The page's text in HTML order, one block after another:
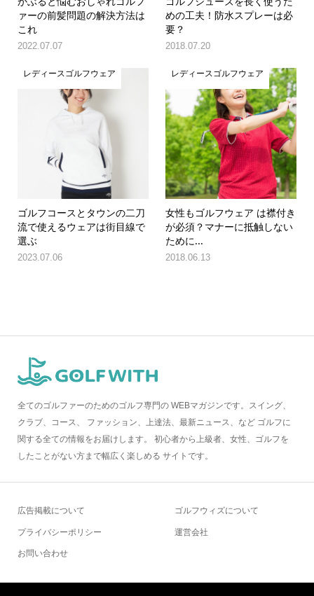
ァーの前髪問題の解決方法は
これ
2022.07.07
めの工夫！防水スプレーは必
要？
2018.07.20
レディースゴルフウェア
ゴルフコースとタウンの二刀
流で使えるウェアは街目線で
選ぶ
2023.07.06
レディースゴルフウェア
女性もゴルフウェア は襟付き
が必須？マナーに抵触しない
ために...
2018.06.13
全てのゴルファーのためのゴルフ専門の WEBマガジンです。スイング、
クラブ、コース、 ファッション、上達法、最新ニュース、など ゴルフに
関する全ての情報をお届けします。 初心者から上級者、女性、ゴルフを
したことがない方まで幅広く楽しめる サイトです。
広告掲載について
プライバシーポリシー
お問い合わせ
ゴルフウィズについて
運営会社